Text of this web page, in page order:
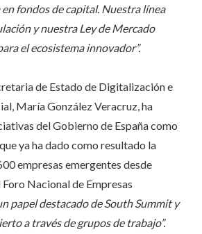
fondos de capital. Nuestra línea
y nuestra Ley de Mercado
el ecosistema innovador”.
de Estado de Digitalización e
María González Veracruz, ha
del Gobierno de España como
ya ha dado como resultado la
empresas emergentes desde
Nacional de Empresas
papel destacado de South Summit y
a través de grupos de trabajo”.